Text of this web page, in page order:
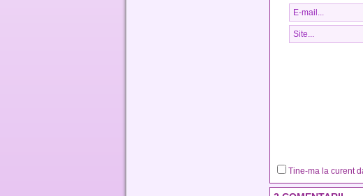
Tine-ma la curent